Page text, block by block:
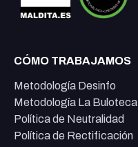
CÓMO TRABAJAMOS
Metodología Desinfo
Metodología La Buloteca
Política de Neutralidad
Política de Rectificación